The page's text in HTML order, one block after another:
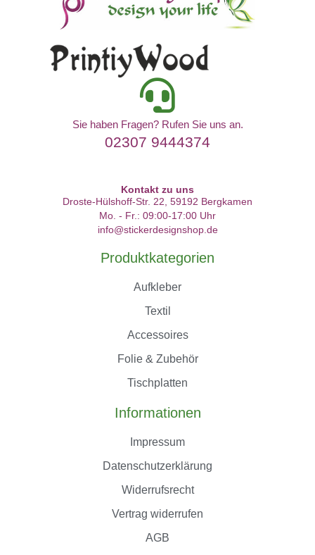
Sie haben Fragen? Rufen Sie uns an.
02307 9444374
Kontakt zu uns
Droste-Hülshoff-Str. 22, 59192 Bergkamen
Mo. - Fr.: 09:00-17:00 Uhr
info@stickerdesignshop.de
Produktkategorien
Aufkleber
Textil
Accessoires
Folie & Zubehör
Tischplatten
Informationen
Impressum
Datenschutzerklärung
Widerrufsrecht
Vertrag widerrufen
AGB